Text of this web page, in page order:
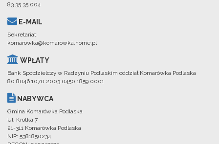
83 35 35 004
E-MAIL
Sekretariat:
komarowka@komarowka.home.pl
WPŁATY
Bank Spółdzielczy w Radzyniu Podlaskim oddział Komarówka Podlaska
80 8046 1070 2003 0450 1859 0001
NABYWCA
Gmina Komarówka Podlaska
Ul. Krótka 7
21-311 Komarówka Podlaska
NIP: 5381850234